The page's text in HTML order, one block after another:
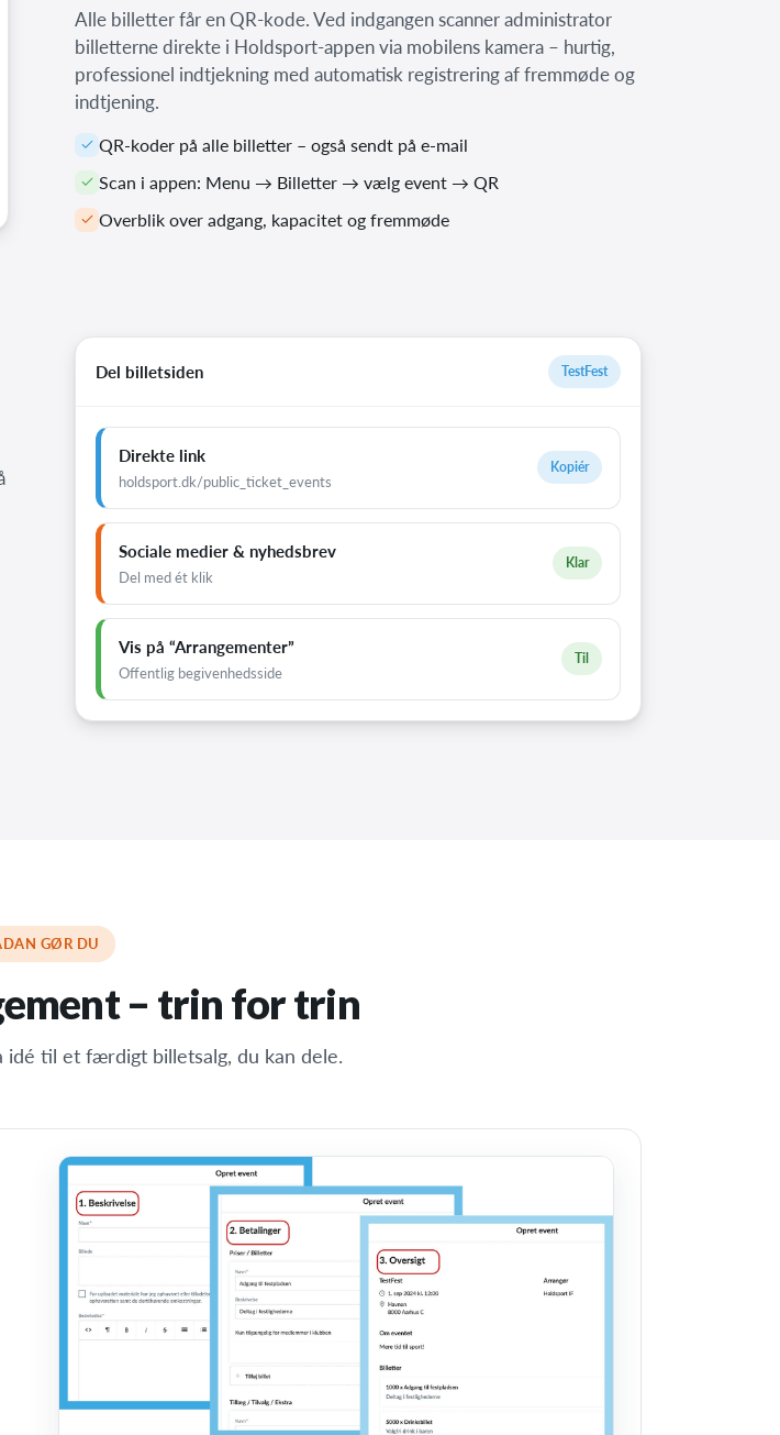
Alle billetter får en QR-kode. Ved indgangen scanner administrator
billetterne direkte i Holdsport-appen via mobilens kamera – hurtig,
professionel indtjekning med automatisk registrering af fremmøde og
indtjening.
QR-koder på alle billetter – også sendt på e-mail
Scan i appen: Menu → Billetter → vælg event → QR
Overblik over adgang, kapacitet og fremmøde
Del billetsiden TestFest
Direkte link
holdsport.dk/public_ticket_events
Kopiér
Sociale medier & nyhedsbrev
Del med ét klik
Klar
Vis på “Arrangementer”
Offentlig begivenhedsside
Til
GØR DU
– trin for trin
til et færdigt billetsalg, du kan dele.